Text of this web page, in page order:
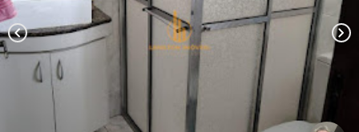
chevron_left chevron_right